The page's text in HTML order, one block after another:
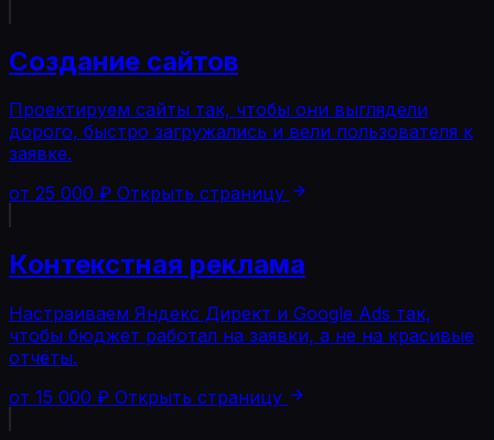
Создание сайтов
Проектируем сайты так, чтобы они выглядели
дорого, быстро загружались и вели пользователя к
заявке.
от 25 000 ₽ Открыть страницу
Контекстная реклама
Настраиваем Яндекс Директ и Google Ads так,
чтобы бюджет работал на заявки, а не на красивые
отчёты.
от 15 000 ₽ Открыть страницу